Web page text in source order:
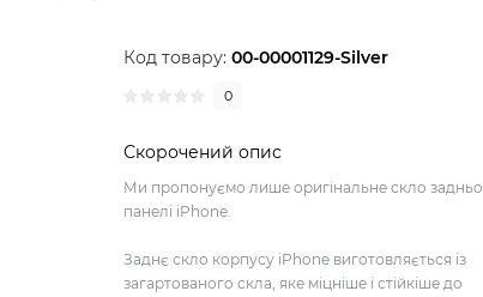
Код товару:00-00001129-Silver
0
Скорочений опис
Ми пропонуємо лише оригінальне скло
панелі iPhone.
Заднє скло корпусу iPhone виготовляється із
загартованого скла, яке міцніше і стійкіше до